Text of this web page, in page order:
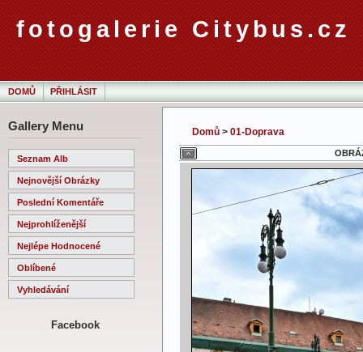
fotogalerie Citybus.cz
DOMŮ PŘIHLÁSIT
Gallery Menu
Seznam Alb
Nejnovější Obrázky
Poslední Komentáře
Nejprohlíženější
Nejlépe Hodnocené
Oblíbené
Vyhledávání
Facebook
Domů > 01-Doprava